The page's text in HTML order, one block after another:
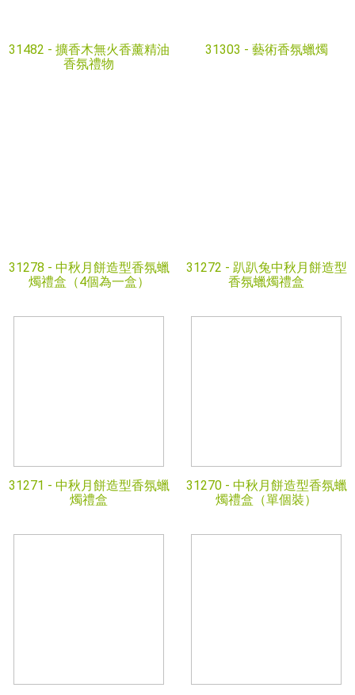
31482 - 擴香木無火香薰精油
香氛禮物
31303 - 藝術香氛蠟燭
31278 - 中秋月餅造型香氛蠟
燭禮盒（4個為一盒）
31272 - 趴趴兔中秋月餅造型
香氛蠟燭禮盒
31271 - 中秋月餅造型香氛蠟
燭禮盒
31270 - 中秋月餅造型香氛蠟
燭禮盒（單個裝）